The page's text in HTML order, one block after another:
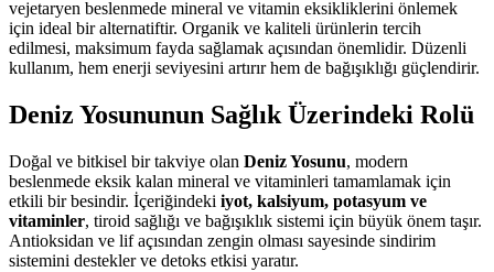
vejetaryen beslenmede mineral ve vitamin eksikliklerini önlemek
için ideal bir alternatiftir. Organik ve kaliteli ürünlerin tercih
edilmesi, maksimum fayda sağlamak açısından önemlidir. Düzenli
kullanım, hem enerji seviyesini artırır hem de bağışıklığı güçlendirir.
Deniz Yosununun Sağlık Üzerindeki Rolü
Doğal ve bitkisel bir takviye olan Deniz Yosunu, modern
beslenmede eksik kalan mineral ve vitaminleri tamamlamak için
etkili bir besindir. İçeriğindeki iyot, kalsiyum, potasyum ve
vitaminler, tiroid sağlığı ve bağışıklık sistemi için büyük önem taşır.
Antioksidan ve lif açısından zengin olması sayesinde sindirim
sistemini destekler ve detoks etkisi yaratır.